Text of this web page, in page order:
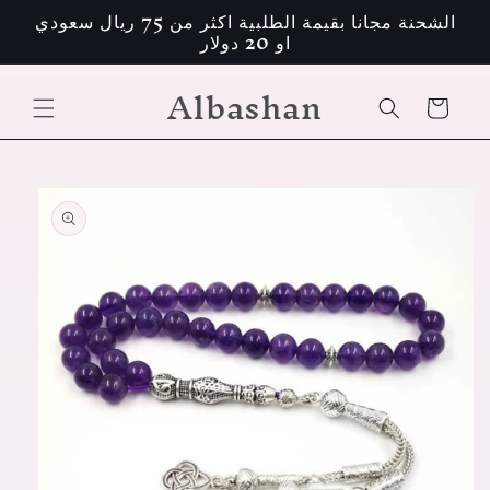
الى
الشحنة مجانا بقيمة الطلبية اكثر من 75 ريال سعودي او 20 دولار
Albashan
التسوق
معلومات
المنتج